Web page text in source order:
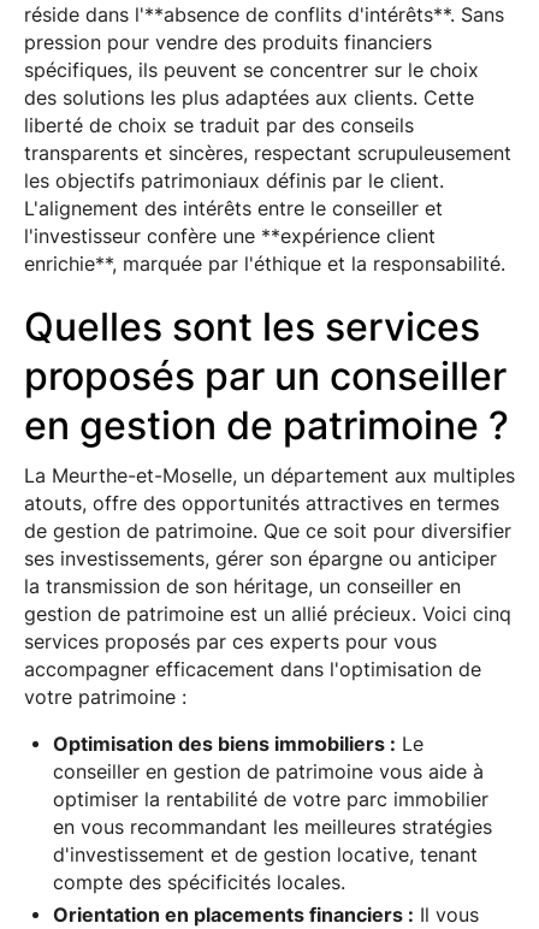
réside dans l'**absence de conflits d'intérêts**. Sans
pression pour vendre des produits financiers
spécifiques, ils peuvent se concentrer sur le choix
des solutions les plus adaptées aux clients. Cette
liberté de choix se traduit par des conseils
transparents et sincères, respectant scrupuleusement
les objectifs patrimoniaux définis par le client.
L'alignement des intérêts entre le conseiller et
l'investisseur confère une **expérience client
enrichie**, marquée par l'éthique et la responsabilité.
Quelles sont les services
proposés par un conseiller
en gestion de patrimoine ?
La Meurthe-et-Moselle, un département aux multiples
atouts, offre des opportunités attractives en termes
de gestion de patrimoine. Que ce soit pour diversifier
ses investissements, gérer son épargne ou anticiper
la transmission de son héritage, un conseiller en
gestion de patrimoine est un allié précieux. Voici cinq
services proposés par ces experts pour vous
accompagner efficacement dans l'optimisation de
votre patrimoine :
Optimisation des biens immobiliers : Le
conseiller en gestion de patrimoine vous aide à
optimiser la rentabilité de votre parc immobilier
en vous recommandant les meilleures stratégies
d'investissement et de gestion locative, tenant
compte des spécificités locales.
Orientation en placements financiers : Il vous